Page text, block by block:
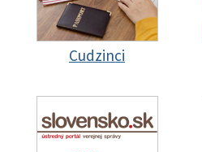
Cudzinci